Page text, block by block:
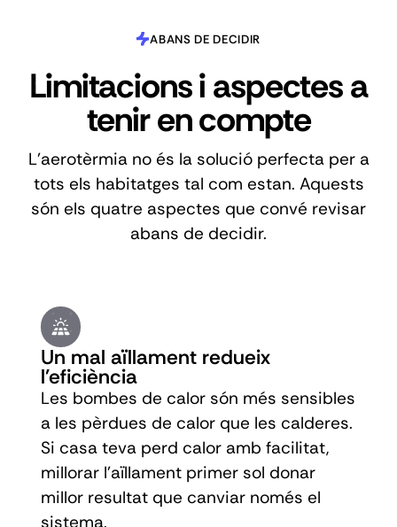
ABANS DE DECIDIR
Limitacions i aspectes a
tenir en compte
L'aerotèrmia no és la solució perfecta per a
tots els habitatges tal com estan. Aquests
són els quatre aspectes que convé revisar
abans de decidir.
Un mal aïllament redueix
l'eficiència
Les bombes de calor són més sensibles
a les pèrdues de calor que les calderes.
Si casa teva perd calor amb facilitat,
millorar l'aïllament primer sol donar
millor resultat que canviar només el
sistema.